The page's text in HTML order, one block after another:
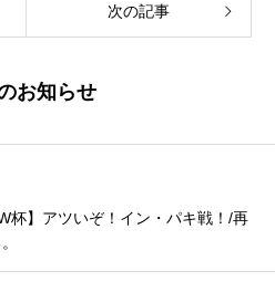
次の記事
お知らせ
杯】アツいぞ！イン・パキ戦！/再